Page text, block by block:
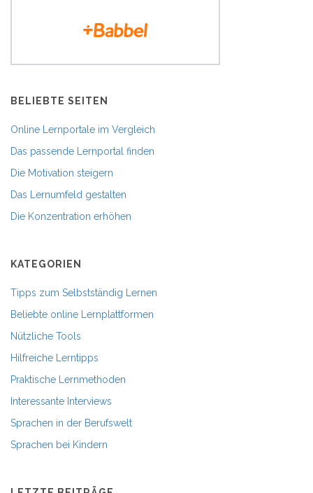
BELIEBTE SEITEN
Online Lernportale im Vergleich
Das passende Lernportal finden
Die Motivation steigern
Das Lernumfeld gestalten
Die Konzentration erhöhen
KATEGORIEN
Tipps zum Selbstständig Lernen
Beliebte online Lernplattformen
Nützliche Tools
Hilfreiche Lerntipps
Praktische Lernmethoden
Interessante Interviews
Sprachen in der Berufswelt
Sprachen bei Kindern